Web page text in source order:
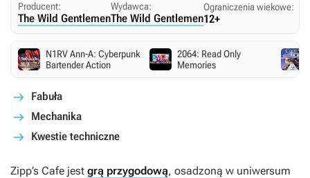
Producent:
The Wild Gentlemen
Wydawca:
The Wild Gentlemen
Ograniczenia wiekowe:
12+
N1RV Ann-A: Cyberpunk
Bartender Action
2064: Read Only
Memories
Fabuła
Mechanika
Kwestie techniczne
Zipp’s Cafe jest grą przygodową, osadzoną w uniwersum